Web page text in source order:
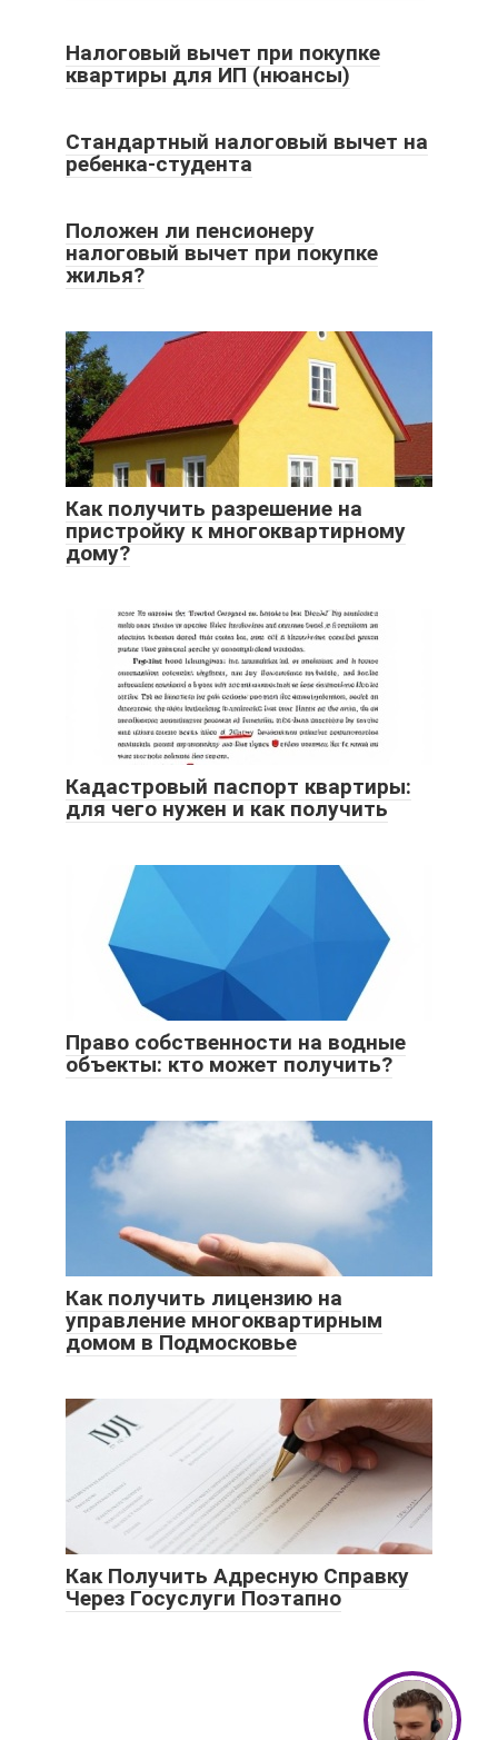
Налоговый вычет при покупке
квартиры для ИП (нюансы)
Стандартный налоговый вычет на
ребенка-студента
Положен ли пенсионеру
налоговый вычет при покупке
жилья?
Как получить разрешение на
пристройку к многоквартирному
дому?
Кадастровый паспорт квартиры:
для чего нужен и как получить
Право собственности на водные
объекты: кто может получить?
Как получить лицензию на
управление многоквартирным
домом в Подмосковье
Как Получить Адресную Справку
Через Госуслуги Поэтапно